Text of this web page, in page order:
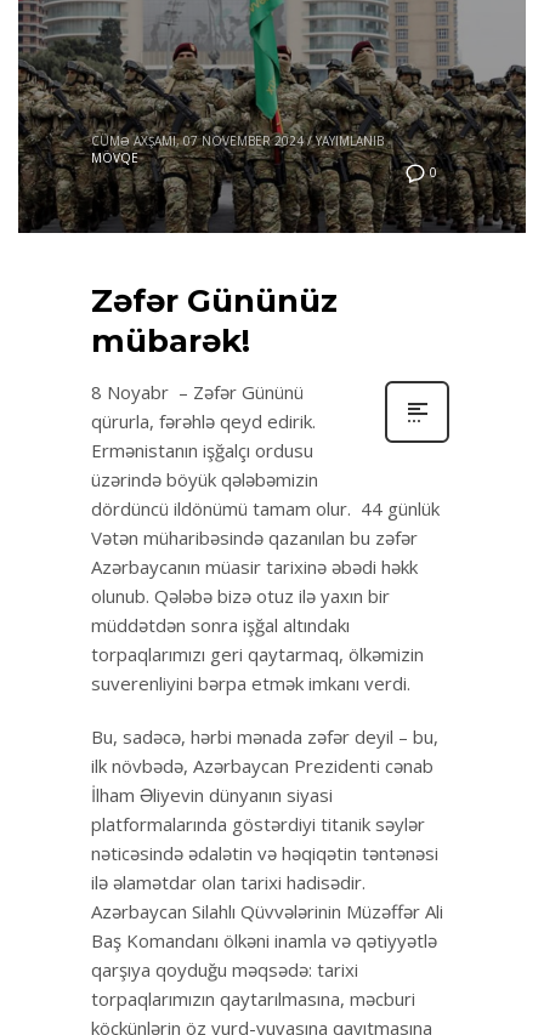
0
CÜMƏ AXŞAMI, 07 NOVEMBER 2024 / YAYIMLANIB
MÖVQE
Zəfər Gününüz
mübarək!
8 Noyabr – Zəfər Gününü
qürurla, fərəhlə qeyd edirik.
Ermənistanın işğalçı ordusu
üzərində böyük qələbəmizin
dördüncü ildönümü tamam olur. 44 günlük
Vətən müharibəsində qazanılan bu zəfər
Azərbaycanın müasir tarixinə əbədi həkk
olunub. Qələbə bizə otuz ilə yaxın bir
müddətdən sonra işğal altındakı
torpaqlarımızı geri qaytarmaq, ölkəmizin
suverenliyini bərpa etmək imkanı verdi.
Bu, sadəcə, hərbi mənada zəfər deyil – bu,
ilk növbədə, Azərbaycan Prezidenti cənab
İlham Əliyevin dünyanın siyasi
platformalarında göstərdiyi titanik səylər
nəticəsində ədalətin və həqiqətin təntənəsi
ilə əlamətdar olan tarixi hadisədir.
Azərbaycan Silahlı Qüvvələrinin Müzəffər Ali
Baş Komandanı ölkəni inamla və qətiyyətlə
qarşıya qoyduğu məqsədə: tarixi
torpaqlarımızın qaytarılmasına, məcburi
köçkünlərin öz yurd-yuvasına qayıtmasına